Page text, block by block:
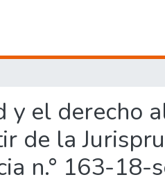
el derecho
de la
n.° 163-18-